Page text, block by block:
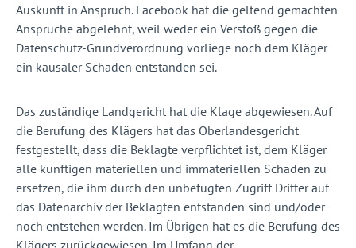
Auskunft in Anspruch. Facebook hat die geltend gemachten
Ansprüche abgelehnt, weil weder ein Verstoß gegen die
Datenschutz-Grundverordnung vorliege noch dem Kläger
ein kausaler Schaden entstanden sei.
Das zuständige Landgericht hat die Klage abgewiesen. Auf
die Berufung des Klägers hat das Oberlandesgericht
festgestellt, dass die Beklagte verpflichtet ist, dem Kläger
alle künftigen materiellen und immateriellen Schäden zu
ersetzen, die ihm durch den unbefugten Zugriff Dritter auf
das Datenarchiv der Beklagten entstanden sind und/oder
noch entstehen werden. Im Übrigen hat es die Berufung des